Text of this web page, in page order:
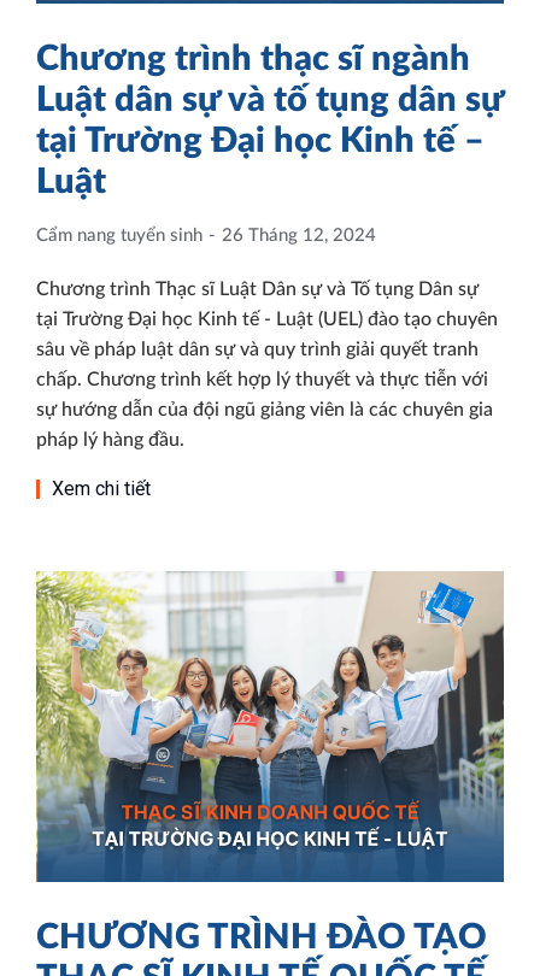
Chương trình thạc sĩ ngành
Luật dân sự và tố tụng dân sự
tại Trường Đại học Kinh tế –
Luật
Cẩm nang tuyển sinh 26 Tháng 12, 2024
Chương trình Thạc sĩ Luật Dân sự và Tố tụng Dân sự
tại Trường Đại học Kinh tế - Luật (UEL) đào tạo chuyên
sâu về pháp luật dân sự và quy trình giải quyết tranh
chấp. Chương trình kết hợp lý thuyết và thực tiễn với
sự hướng dẫn của đội ngũ giảng viên là các chuyên gia
pháp lý hàng đầu.
Xem chi tiết
CHƯƠNG TRÌNH ĐÀO TẠO